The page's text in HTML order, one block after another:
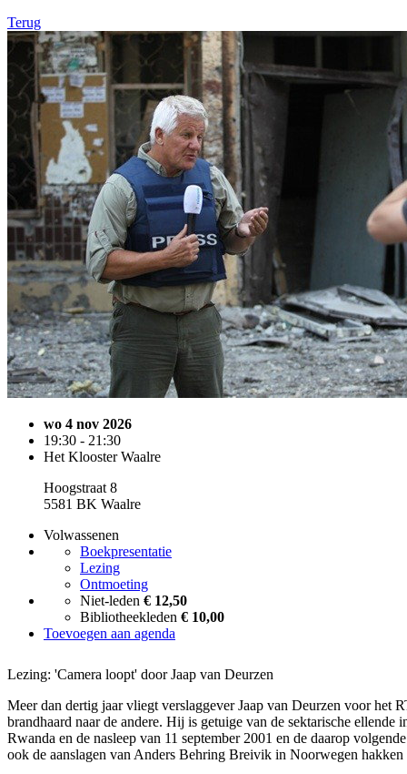
Terug
wo 4 nov 2026
19:30 - 21:30
Het Klooster Waalre
Hoogstraat 8
5581 BK Waalre
Volwassenen
Boekpresentatie
Lezing
Ontmoeting
Niet-leden € 12,50
Bibliotheekleden € 10,00
Toevoegen aan agenda
Lezing: 'Camera loopt' door Jaap van Deurzen
Meer dan dertig jaar vliegt verslaggever Jaap van Deurzen voor het
brandhaard naar de andere. Hij is getuige van de sektarische ellende
Rwanda en de nasleep van 11 september 2001 en de daarop
ook de aanslagen van Anders Behring Breivik in Noorwegen hakken